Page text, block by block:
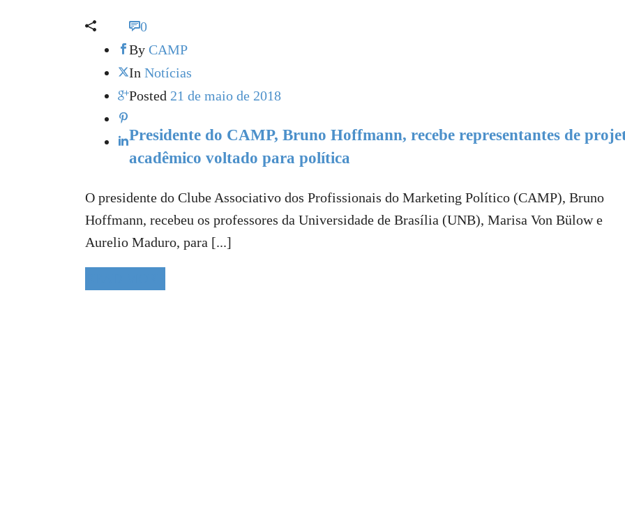
0
By CAMP
In Notícias
Posted 21 de maio de 2018
Presidente do CAMP, Bruno Hoffmann, recebe representantes de
acadêmico voltado para política
O presidente do Clube Associativo dos Profissionais do Marketing Político (CAMP), Bruno
Hoffmann, recebeu os professores da Universidade de Brasília (UNB), Marisa Von Bülow e
Aurelio Maduro, para [...]